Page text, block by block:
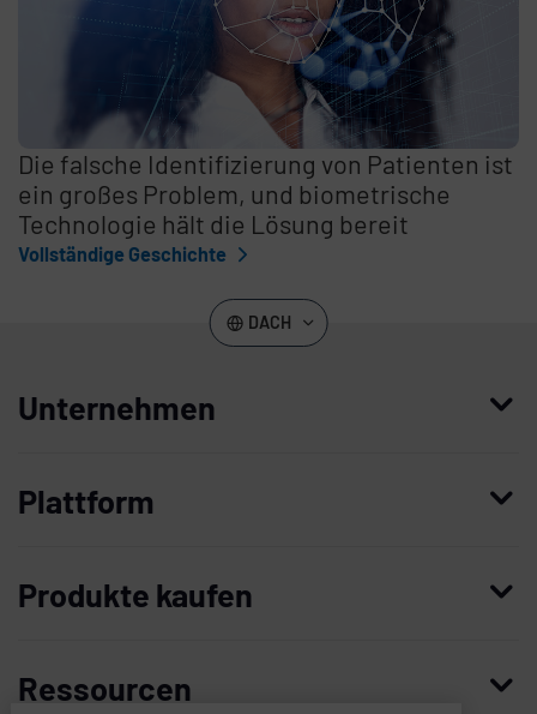
Die falsche Identifizierung von Patienten ist
ein großes Problem, und biometrische
Technologie hält die Lösung bereit
Vollständige Geschichte
DACH
Unternehmen
Plattform
Produkte kaufen
Ressourcen